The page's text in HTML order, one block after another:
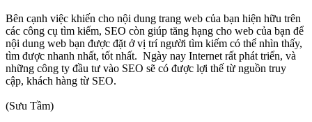
Bên cạnh việc khiến cho nội dung trang web của bạn hiện hữu trên
các công cụ tìm kiếm, SEO còn giúp tăng hạng cho web của bạn để
nội dung web bạn được đặt ở vị trí người tìm kiếm có thể nhìn thấy,
tìm được nhanh nhất, tốt nhất. Ngày nay Internet rất phát triển, và
những công ty đầu tư vào SEO sẽ có được lợi thế từ nguồn truy
cập, khách hàng từ SEO.
(Sưu Tầm)